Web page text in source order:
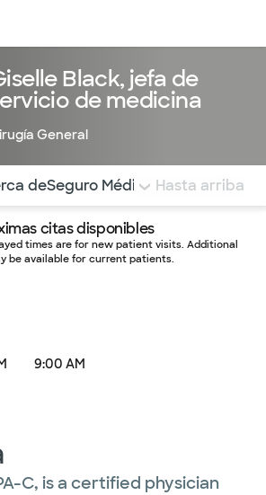
Black, jefa de
de medicina
General
para saltar rápidamente a
deSeguro Médico COMENTARIOS
Hasta arriba
citas disponibles
times are for new patient visits. Additional
be available for current patients.
9:00 AM
C, is a certified physician